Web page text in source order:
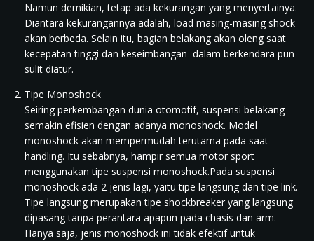
Namun demikian, tetap ada kekurangan yang menyertainya.
Diantara kekurangannya adalah, load masing-masing shock
akan berbeda. Selain itu, bagian belakang akan oleng saat
kecepatan tinggi dan keseimbangan dalam berkendara pun
sulit diatur.
Tipe Monoshock
Seiring perkembangan dunia otomotif, suspensi belakang
semakin efisien dengan adanya monoshock. Model
monoshock akan mempermudah terutama pada saat
handling. Itu sebabnya, hampir semua motor sport
menggunakan tipe suspensi monoshock.Pada suspensi
monoshock ada 2 jenis lagi, yaitu tipe langsung dan tipe link.
Tipe langsung merupakan tipe shockbreaker yang langsung
dipasang tanpa perantara apapun pada chasis dan arm.
Hanya saja, jenis monoshock ini tidak efektif untuk